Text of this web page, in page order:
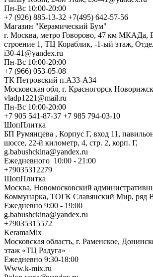
Пн-Вс 10:00-20:00
+7 (926) 885-13-32 +7(495) 642-57-56
Магазин "Керамический Бум"
г. Москва, метро Говорово, 47 км МКАДа,
строение 1, ТЦ Кораблик, -1-ый этаж,
i30-41@yandex.ru
Пн-Вс 10:00-20:00
+7 (966) 053-05-08
ТК Петровский п.А33-А34
Московская обл, г. Красногорск
vladp1221@mail.ru
Пн-Вс 10:00-20:00
+7 905 541-87-37 +7 985 794-03-10
ШопПлитка
БП Румянцева , Корпус Г, вход 11,
шоссе, 22-й километр, 4, стр. 2, корп. Г,
g.babushckina@yandex.ru
Ежедневного 10:00 - 21:00
+79035312279
ШопПлитка
Москва, Новомосковский
Коммунарка, ТОГК Славянский Мир, ряд
Ежедневно 9:00 - 19:00
g.babushckina@yandex.ru
+79035315572
KeramaMix
Московская область, г. Раменское,
этаж «ТЦ Радуга»
Ежедневно 9:30-18:00
Www.k-mix.ru